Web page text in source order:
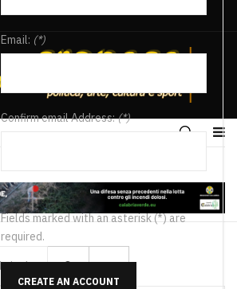
Email: (*)
Confirm email Address:(*)
Fields marked with an asterisk (*) are
required.
CREATE AN ACCOUNT